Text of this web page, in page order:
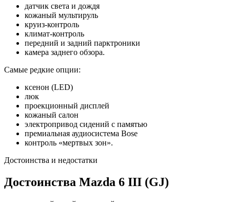
датчик света и дождя
кожаный мультируль
круиз-контроль
климат-контроль
передний и задний парктроники
камера заднего обзора.
Самые редкие опции:
ксенон (LED)
люк
проекционный дисплей
кожаный салон
электропривод сидений с памятью
премиальная аудиосистема Bose
контроль «мертвых зон».
Достоинства и недостатки
Достоинства Mazda 6 III (GJ)